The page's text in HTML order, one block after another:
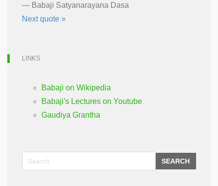
— Babaji Satyanarayana Dasa
Next quote »
LINKS
Babaji on Wikipedia
Babaji's Lectures on Youtube
Gaudiya Grantha
SEARCH